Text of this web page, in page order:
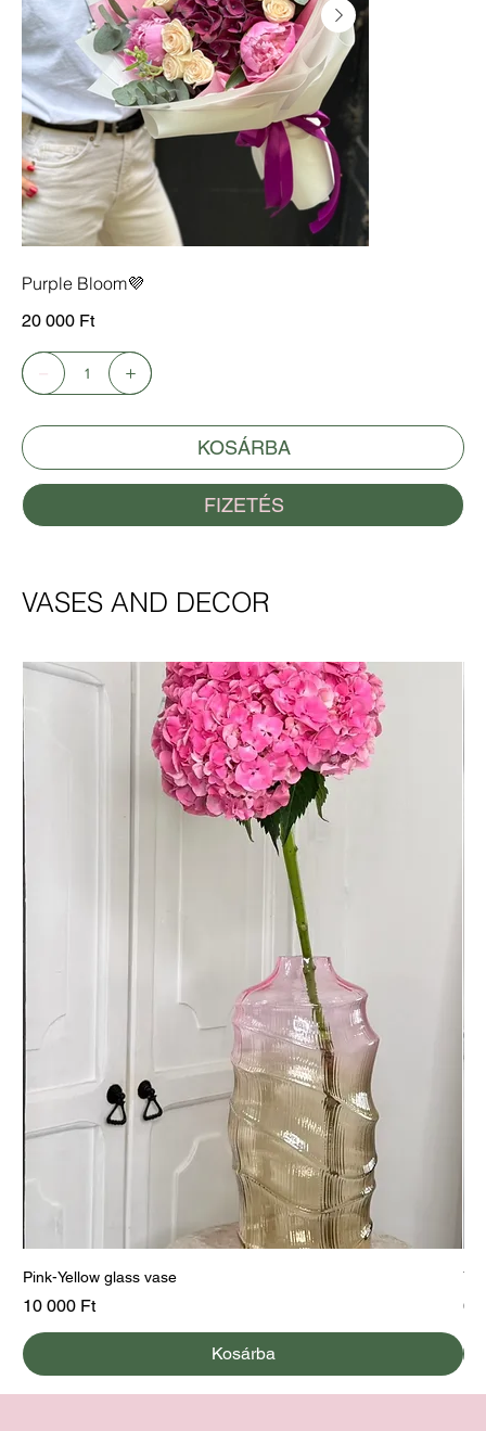
Purple Bloom💜
20 000 Ft
KOSÁRBA
FIZETÉS
VASES AND DECOR
Pink-Yellow glass vase
Ár
10 000 Ft
Kosárba
Ár